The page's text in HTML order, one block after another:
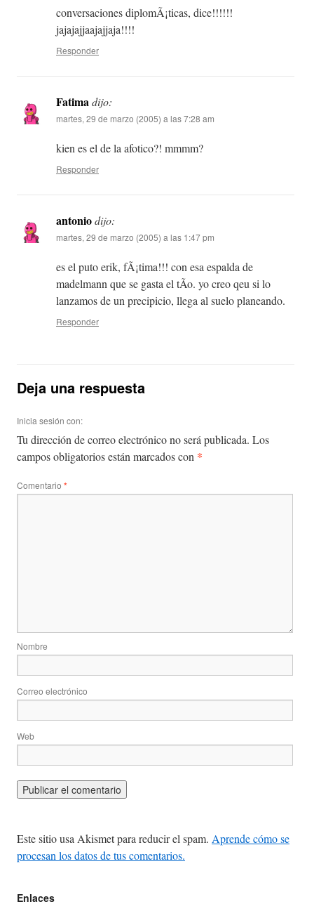
conversaciones diplomÃ¡ticas, dice!!!!!!
jajajajjaajajjaja!!!!
Responder
Fatimadijo:
martes, 29 de marzo (2005) a las 7:28 am
kien es el de la afotico?! mmmm?
Responder
antoniodijo:
martes, 29 de marzo (2005) a las 1:47 pm
es el puto erik, fÃ¡tima!!! con esa espalda de
madelmann que se gasta el tÃ­o. yo creo qeu si lo
lanzamos de un precipicio, llega al suelo planeando.
Responder
Deja una respuesta
Inicia sesión con:
Tu dirección de correo electrónico no será publicada. Los
campos obligatorios están marcados con *
Comentario *
Nombre
Correo electrónico
Web
Este sitio usa Akismet para reducir el spam. Aprende cómo se
procesan los datos de tus comentarios.
Enlaces